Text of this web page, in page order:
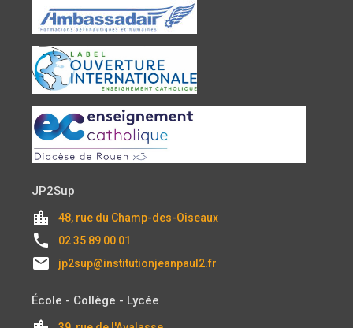
JP2Sup
location_city 48, rue du Champ-des-Oiseaux
local_phone 02 35 89 00 01
email jp2sup@institutionjeanpaul2.fr
École - Collège - Lycée